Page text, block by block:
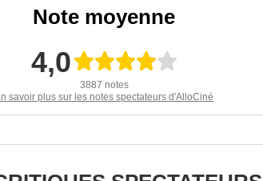
Note moyenne
4,0
3887 notes
savoir plus sur les notes spectateurs d'AlloCiné